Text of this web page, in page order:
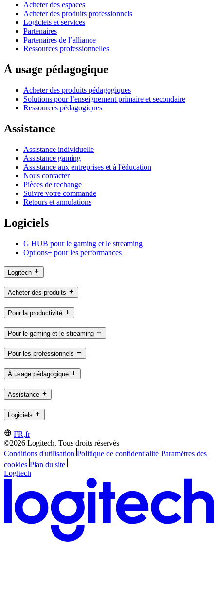
Acheter des espaces
Acheter des produits professionnels
Logiciels et services
Partenaires
Partenaires de l’alliance
Ressources professionnelles
À usage pédagogique
Acheter des produits pédagogiques
Solutions pour l’enseignement primaire et secondaire
Ressources pédagogiques
Assistance
Assistance individuelle
Assistance gaming
Assistance aux entreprises et à l'éducation
Nous contacter
Pièces de rechange
Suivre votre commande
Retours et annulations
Logiciels
G HUB pour le gaming et le streaming
Options+ pour les performances
Logitech
Acheter des produits
Pour la productivité
Pour le gaming et le streaming
Pour les professionnels
À usage pédagogique
Assistance
Logiciels
FR,fr
©2026 Logitech. Tous droits réservés
Conditions d'utilisation Politique de confidentialité Paramètres des
cookies Plan du site
Logitech